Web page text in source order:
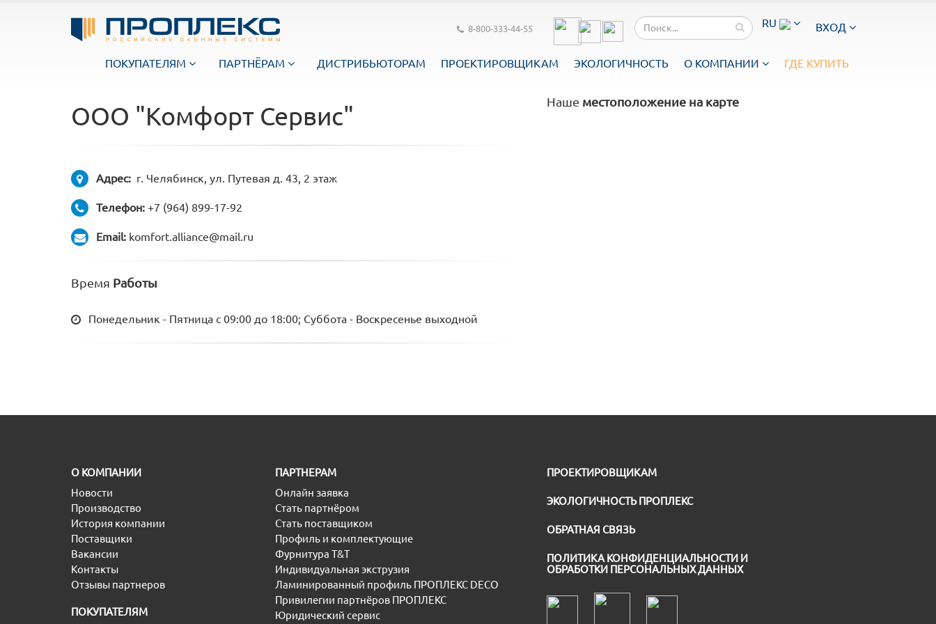
RU ВХОД
8-800-333-44-55
ПОКУПАТЕЛЯМ ПАРТНЁРАМ ДИСТРИБЬЮТОРАМ ПРОЕКТИРОВЩИКАМ ЭКОЛОГИЧНОСТЬ О КОМПАНИИ ГДЕ КУПИТЬ
ООО "Комфорт Сервис"
Адрес: г. Челябинск, ул. Путевая д. 43, 2 этаж
Телефон: +7 (964) 899-17-92
Email: komfort.alliance@mail.ru
Время Работы
Понедельник - Пятница с 09:00 до 18:00; Суббота - Воскресенье выходной
Наше местоположение на карте
O КОМПАНИИ
Новости
Производство
История компании
Поставщики
Вакансии
Контакты
Отзывы партнеров
ПОКУПАТЕЛЯМ
ПАРТНЕРАМ
Онлайн заявка
Стать партнёром
Стать поставщиком
Профиль и комплектующие
Фурнитура T&T
Индивидуальная экструзия
Ламинированный профиль ПРОПЛЕКС DECO
Привилегии партнёров ПРОПЛЕКС
Юридический сервис
ПРОЕКТИРОВЩИКАМ
ЭКОЛОГИЧНОСТЬ ПРОПЛЕКС
ОБРАТНАЯ СВЯЗЬ
ПОЛИТИКА КОНФИДЕНЦИАЛЬНОСТИ И
ОБРАБОТКИ ПЕРСОНАЛЬНЫХ ДАННЫХ